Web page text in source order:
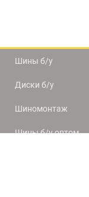
Шины б/у
Диски б/у
Шиномонтаж
Шины б/у оптом